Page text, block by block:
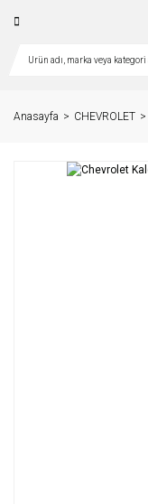
Anasayfa CHEVROLET